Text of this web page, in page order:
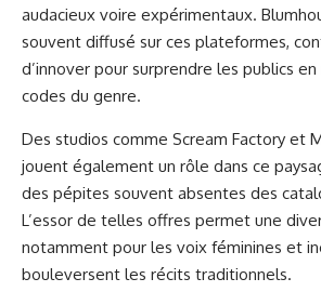
audacieux voire expérimentaux.
souvent diffusé sur ces plateformes,
d’innover pour surprendre les publics
codes du genre.
Des studios comme Scream Factory et
jouent également un rôle dans ce
des pépites souvent absentes des
L’essor de telles offres permet une
notamment pour les voix féminines et
bouleversent les récits traditionnels.